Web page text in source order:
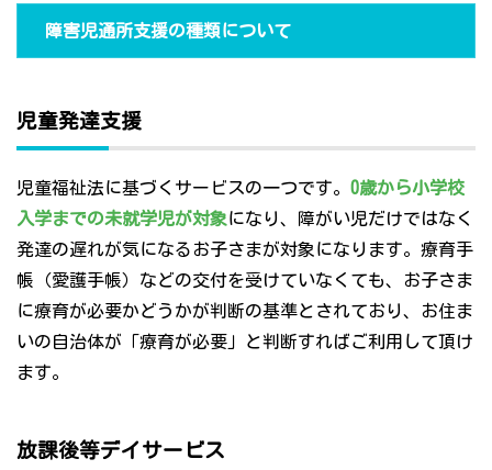
障害児通所支援の種類について
児童発達支援
児童福祉法に基づくサービスの一つです。 0歳から小学校
入学までの未就学児が対象になり、障がい児だけではなく
発達の遅れが気になるお子さまが対象になります。療育手
帳（愛護手帳）などの交付を受けていなくても、お子さま
に療育が必要かどうかが判断の基準とされており、お住ま
いの自治体が「療育が必要」と判断すればご利用して頂け
ます。
放課後等デイサービス